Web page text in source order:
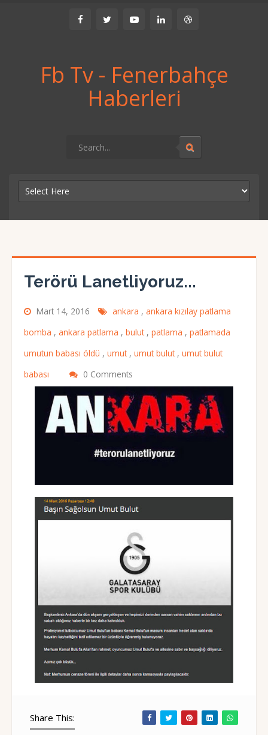
Fb Tv - Fenerbahçe
Haberleri
Terörü Lanetliyoruz...
Mart 14, 2016 ankara , ankara kızılay patlama
bomba , ankara patlama , bulut , patlama , patlamada
umutun babası öldü , umut , umut bulut , umut bulut
babası
0 Comments
Share This: